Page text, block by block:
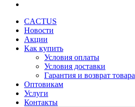
CACTUS
Новости
Акции
Как купить
Условия оплаты
Условия доставки
Гарантия и возврат товара
Оптовикам
Услуги
Контакты